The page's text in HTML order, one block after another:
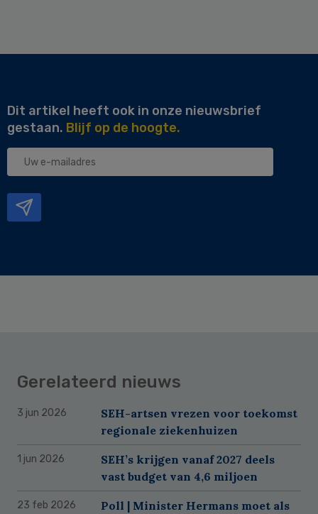
Dit artikel heeft ook in onze nieuwsbrief
gestaan. Blijf op de hoogte.
Uw
Gerelateerd nieuws
3 jun 2026
SEH-artsen vrezen voor toekomst
regionale ziekenhuizen
1 jun 2026
SEH’s krijgen vanaf 2027 deels
vast budget van 4,6 miljoen
23 feb 2026
Poll | Minister Hermans moet als